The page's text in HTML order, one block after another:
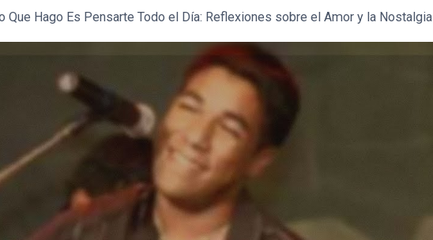
Que Hago Es Pensarte Todo el Día: Reflexiones sobre el Amor y la Nostalgia